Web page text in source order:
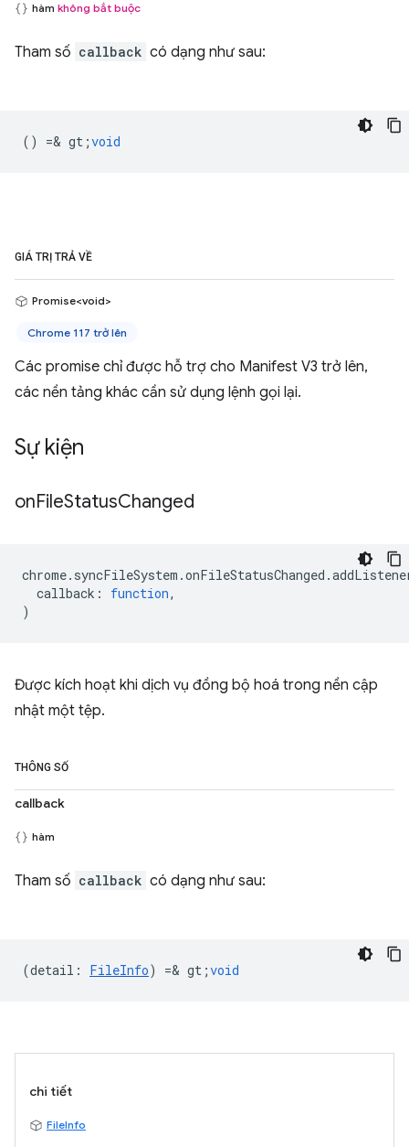
hàm không bắt buộc
Tham số callback có dạng như sau:
() =& gt;void
GIÁ TRỊ TRẢ VỀ
Promise<void>
Chrome 117 trở lên
Các promise chỉ được hỗ trợ cho Manifest V3 trở lên,
các nền tảng khác cần sử dụng lệnh gọi lại.
Sự kiện
onFileStatusChanged
chrome. syncFileSystem .onFileStatusChanged .
callback : function,
)
Được kích hoạt khi dịch vụ đồng bộ hoá trong nền cập
nhật một tệp.
THÔNG SỐ
callback
hàm
Tham số callback có dạng như sau:
(detail : FileInfo) =& gt;void
chi tiết
FileInfo